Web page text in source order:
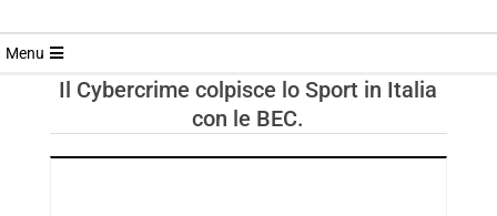
RIVISTA
TRENDS
Menu
Il Cybercrime colpisce lo Sport in Italia
con le BEC.